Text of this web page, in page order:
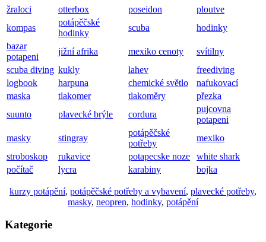
žraloci otterbox poseidon
ploutve
kompas
potápěčské
hodinky
scuba
hodinky
bazar
potapeni
jižní afrika mexiko cenoty
svítilny
scuba diving kukly lahev
freediving
logbook
harpuna chemické světlo
nafukovací
maska
tlakomer tlakoměry
přezka
suunto
plavecké brýle cordura
pujcovna
potapeni
masky
stingray
potápěčské
potřeby
mexiko
stroboskop
rukavice potapecske noze
white shark
počítač
lycra karabiny bojka
kurzy potápění, potápěčské potřeby a vybavení, plavecké potřeby,
masky, neopren, hodinky, potápění
Kategorie